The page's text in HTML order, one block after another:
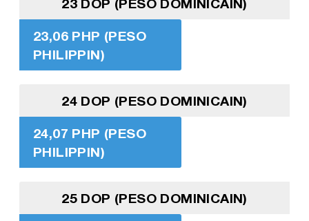
23,06 PHP (PESO
PHILIPPIN)
24 DOP (PESO DOMINICAIN)
24,07 PHP (PESO
PHILIPPIN)
25 DOP (PESO DOMINICAIN)